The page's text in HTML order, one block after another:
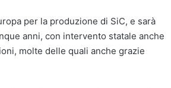
per la produzione di SiC, e sarà
anni, con intervento statale anche
molte delle quali anche grazie